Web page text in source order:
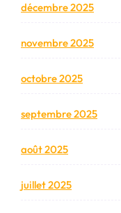
décembre 2025
novembre 2025
octobre 2025
septembre 2025
août 2025
juillet 2025